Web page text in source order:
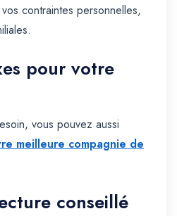
contraintes personnelles,
pour votre
vous pouvez aussi
meilleure compagnie de
conseillé